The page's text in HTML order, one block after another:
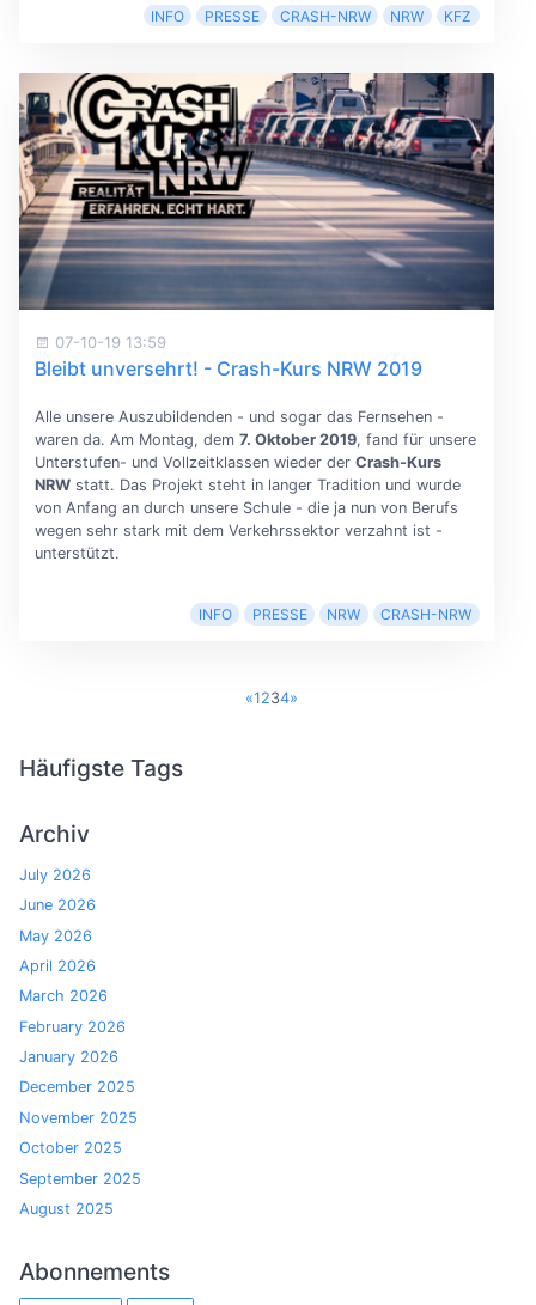
INFO PRESSE CRASH-NRW NRW KFZ
07-10-19 13:59
Bleibt unversehrt! - Crash-Kurs NRW 2019
Alle unsere Auszubildenden - und sogar das Fernsehen -
waren da. Am Montag, dem 7. Oktober 2019, fand für unsere
Unterstufen- und Vollzeitklassen wieder der Crash-Kurs
NRWstatt. Das Projekt steht in langer Tradition und wurde
von Anfang an durch unsere Schule - die ja nun von Berufs
wegen sehr stark mit dem Verkehrssektor verzahnt ist -
unterstützt.
INFO PRESSE NRW CRASH-NRW
«1234»
Häufigste Tags
Archiv
July 2026
June 2026
May 2026
April 2026
March 2026
February 2026
January 2026
December 2025
November 2025
October 2025
September 2025
August 2025
Abonnements